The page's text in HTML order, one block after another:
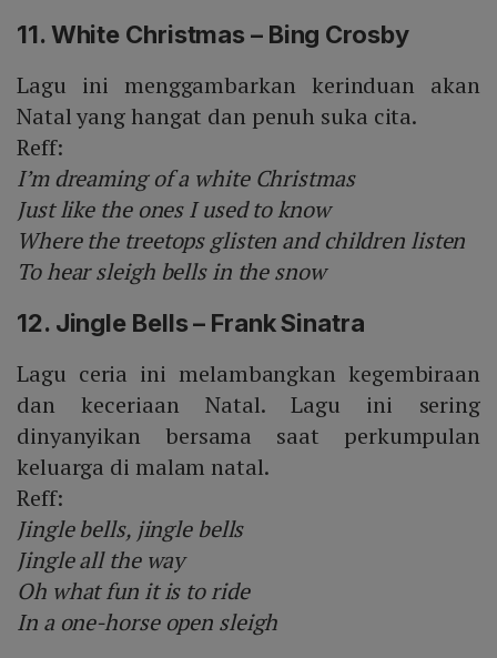
11. White Christmas – Bing Crosby
Lagu ini menggambarkan kerinduan akan
Natal yang hangat dan penuh suka cita.
Reff:
I’m dreaming of a white Christmas
Just like the ones I used to know
Where the treetops glisten and children listen
To hear sleigh bells in the snow
12. Jingle Bells – Frank Sinatra
Lagu ceria ini melambangkan kegembiraan
dan keceriaan Natal. Lagu ini sering
dinyanyikan bersama saat perkumpulan
keluarga di malam natal.
Reff:
Jingle bells, jingle bells
Jingle all the way
Oh what fun it is to ride
In a one-horse open sleigh